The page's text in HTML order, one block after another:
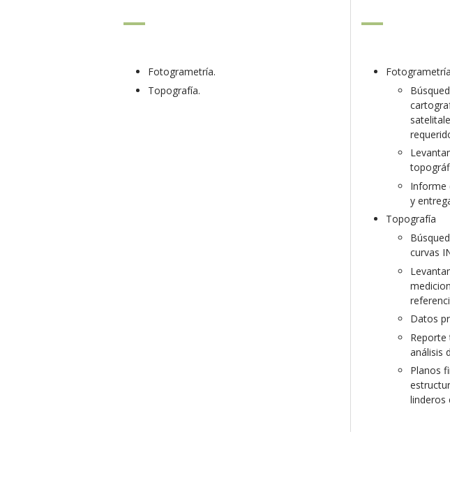
Fotogrametría.
Topografía.
Fotogrametría
Informe
y
Topografía
curvas
Datos
análisis
Planos
linderos